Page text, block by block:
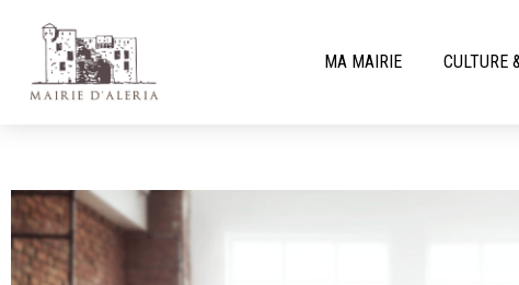
MA MAIRIE CULTURE